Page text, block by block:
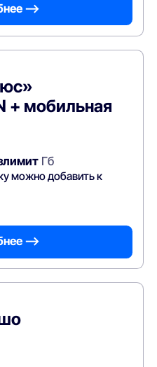
—>
+ мобильная
Гб
можно добавить к
—>